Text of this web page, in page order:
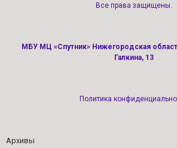
Все права защищены.
МБУ МЦ «Спутник» Нижегородская
Галкина, 13
Политика
Архивы